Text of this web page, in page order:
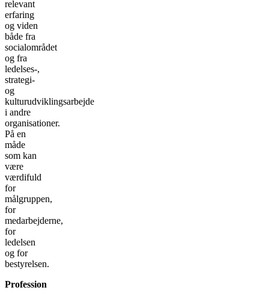
relevant
erfaring
og viden
både fra
socialområdet
og fra
ledelses-,
strategi-
og
kulturudviklingsarbejde
i andre
organisationer.
På en
måde
som kan
være
værdifuld
for
målgruppen,
for
medarbejderne,
for
ledelsen
og for
bestyrelsen.
Profession